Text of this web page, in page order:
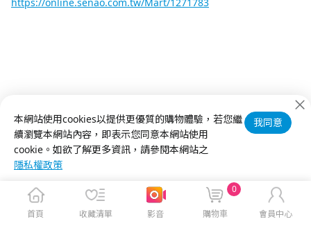
趁著跨年煙火到來之前，趕快入手一支最適合自己的夜拍手機吧!
本網站使用cookies以提供更優質的購物體驗，若您繼
續瀏覽本網站內容，即表示您同意本網站使用
cookie。如欲了解更多資訊，請參閱本網站之
隱私權政策
我同意
首頁 收藏清單 影音 購物車
0
會員中心